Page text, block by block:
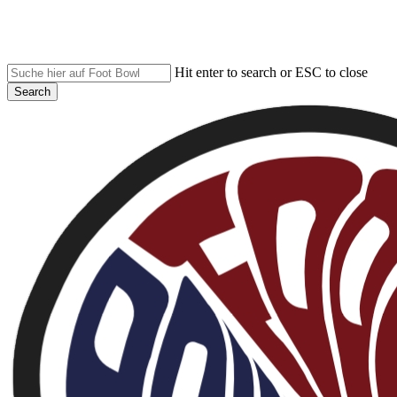
content
Hit enter to search or ESC to close
Search